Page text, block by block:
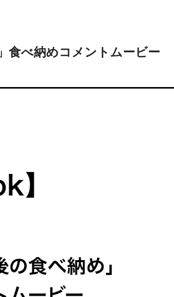
食べ納めコメントムービー